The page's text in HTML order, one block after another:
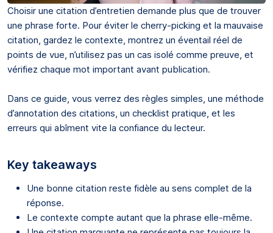
Choisir une citation d’entretien demande plus que de trouver
une phrase forte. Pour éviter le cherry-picking et la mauvaise
citation, gardez le contexte, montrez un éventail réel de
points de vue, n’utilisez pas un cas isolé comme preuve, et
vérifiez chaque mot important avant publication.
Dans ce guide, vous verrez des règles simples, une méthode
d’annotation des citations, un checklist pratique, et les
erreurs qui abîment vite la confiance du lecteur.
Key takeaways
Une bonne citation reste fidèle au sens complet de la
réponse.
Le contexte compte autant que la phrase elle-même.